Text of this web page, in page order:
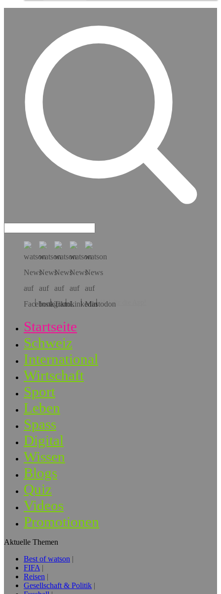
Hol dir die App!
Startseite
Schweiz
International
Wirtschaft
Sport
Leben
Spass
Digital
Wissen
Blogs
Quiz
Videos
Promotionen
Aktuelle Themen
Best of watson
FIFA
Reisen
Gesellschaft & Politik